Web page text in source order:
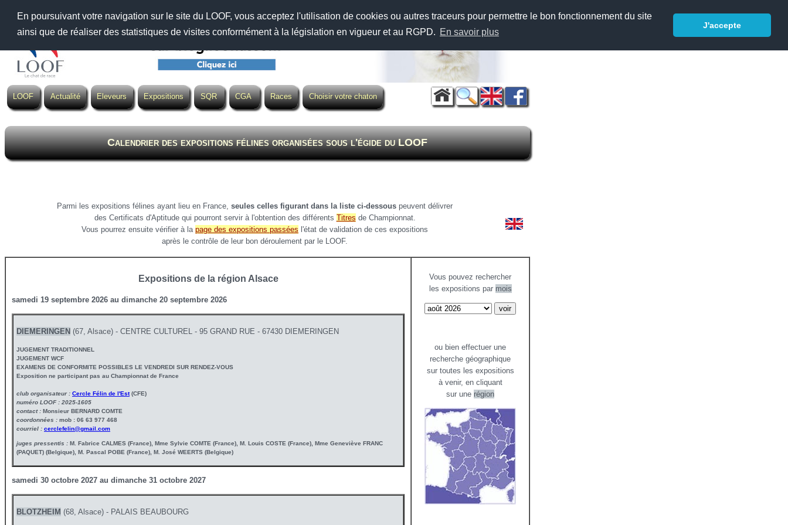
En poursuivant votre navigation sur le site du LOOF, vous acceptez l'utilisation de cookies ou autres traceurs pour permettre le bon fonctionnement du site
ainsi que de réaliser des statistiques de visites conformément à la législation en vigueur et au RGPD. En savoir plus
J'accepte
LOOF Actualité Eleveurs Expositions SQR CGA Races Choisir votre chaton
Calendrier des expositions félines organisées sous l'égide du LOOF
Parmi les expositions félines ayant lieu en France, seules celles figurant dans la liste ci-dessous peuvent délivrer
des Certificats d'Aptitude qui pourront servir à l'obtention des différents Titres de Championnat.
Vous pourrez ensuite vérifier à la page des expositions passées l'état de validation de ces expositions
après le contrôle de leur bon déroulement par le LOOF.
Expositions de la région Alsace
samedi 19 septembre 2026 au dimanche 20 septembre 2026
DIEMERINGEN (67, Alsace) - CENTRE CULTUREL - 95 GRAND RUE - 67430 DIEMERINGEN
JUGEMENT TRADITIONNEL
JUGEMENT WCF
EXAMENS DE CONFORMITE POSSIBLES LE VENDREDI SUR RENDEZ-VOUS
Exposition ne participant pas au Championnat de France
club organisateur : Cercle Félin de l'Est(CFE)
numéro LOOF : 2025-1605
contact : Monsieur BERNARD COMTE
coordonnées : mob : 06 63 977 468
courriel : cerclefelin@gmail.com
juges pressentis : M. Fabrice CALMES (France), Mme Sylvie COMTE (France), M. Louis COSTE (France), Mme Geneviève FRANC
(PAQUET) (Belgique), M. Pascal POBE (France), M. José WEERTS (Belgique)
samedi 30 octobre 2027 au dimanche 31 octobre 2027
BLOTZHEIM (68, Alsace) - PALAIS BEAUBOURG
Vous pouvez rechercher
les expositions par mois
ou bien effectuer une
recherche géographique
sur toutes les expositions
à venir, en cliquant
sur une région